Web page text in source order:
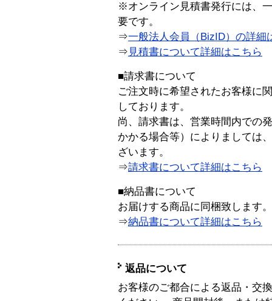
※オンライン見積書発行には、
要です。
⇒一般法人会員（BizID）の詳細
⇒ 見積書について詳細はこちら
■請求書について
ご注文時に希望されたお客様に
しております。
尚、請求書は、営業時間内での
かかる場合等）によりましては
ざいます。
⇒請求書について詳細はこちら
■納品書について
お届けする商品に同梱致します。
⇒納品書について詳細はこちら
返品について
お客様のご都合による返品・交